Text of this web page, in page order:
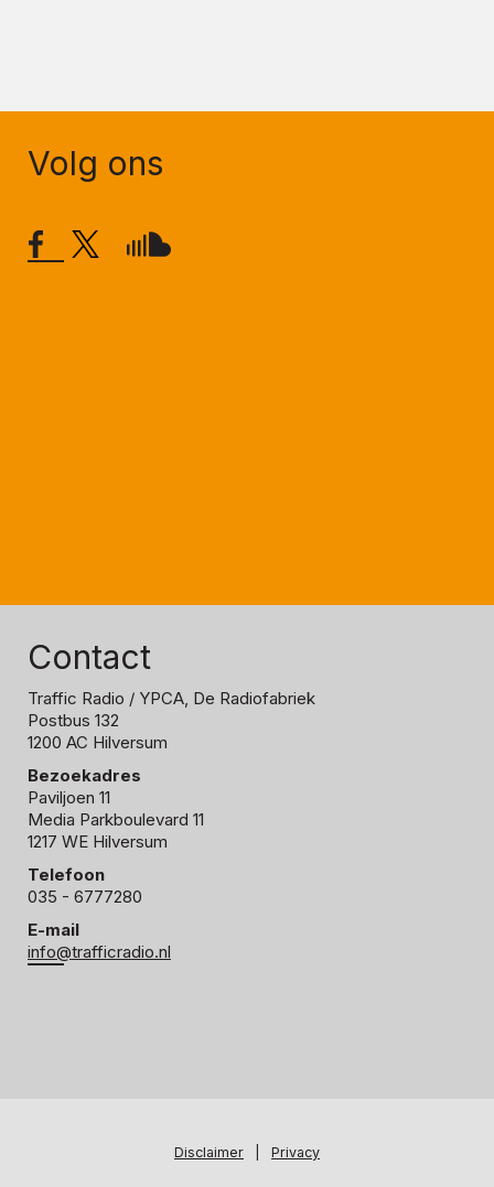
Volg ons
Contact
Traffic Radio / YPCA, De Radiofabriek
Postbus 132
1200 AC Hilversum
Bezoekadres
Paviljoen 11
Media Parkboulevard 11
1217 WE Hilversum
Telefoon
035 - 6777280
E-mail
info@trafficradio.nl
Disclaimer Privacy